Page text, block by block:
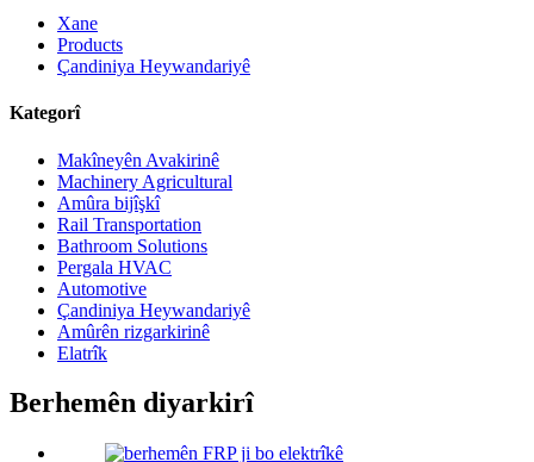
Xane
Products
Çandiniya Heywandariyê
Kategorî
Makîneyên Avakirinê
Machinery Agricultural
Amûra bijîşkî
Rail Transportation
Bathroom Solutions
Pergala HVAC
Automotive
Çandiniya Heywandariyê
Amûrên rizgarkirinê
Elatrîk
Berhemên diyarkirî